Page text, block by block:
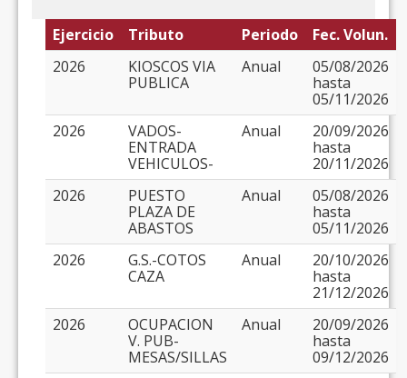
Ejercicio Tributo Periodo
Fec. Volun.
2026
KIOSCOS VIA
PUBLICA
Anual
05/08/2026
hasta
05/11/2026
2026
VADOS-
ENTRADA
VEHICULOS-
Anual
20/09/2026
hasta
20/11/2026
2026
PUESTO
PLAZA DE
ABASTOS
Anual
05/08/2026
hasta
05/11/2026
2026
G.S.-COTOS
CAZA
Anual
20/10/2026
hasta
21/12/2026
2026
OCUPACION
V. PUB-
MESAS/SILLAS
Anual
20/09/2026
hasta
09/12/2026